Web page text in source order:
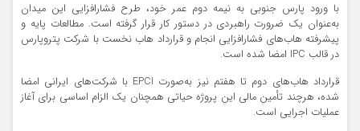
با ورود پارس جنوبی به نیمه دوم عمر خود، طرح فشارافزایی این میدان
به‌عنوان یک ضرورت راهبردی در دستور کار قرار گرفته است. مطالعات پایه و
پیشرفته هاب‌های فشارافزایی انجام و قرارداد هاب نخست با شرکت پتروپارس
در قالب IPC امضا شده است.
قرارداد هاب‌های دوم تا هفتم نیز به‌صورت EPCI با شرکت‌های ایرانی امضا
شده، هرچند تأمین مالی این پروژه حیاتی همچنان یک الزام اساسی برای آغاز
عملیات اجرایی است.